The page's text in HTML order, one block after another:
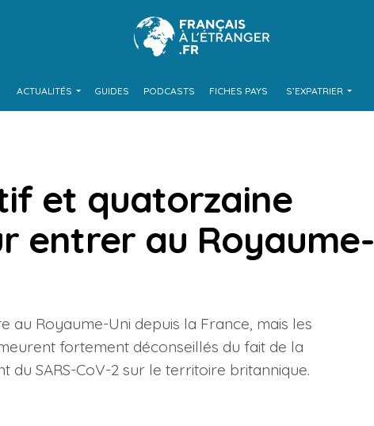
ACTUALITÉS GUIDES PODCASTS FICHES PAYS S’EXPATRIER
et quatorzaine
entrer au Royaume-
au Royaume-Uni depuis la France, mais les
fortement déconseillés du fait de la
SARS-CoV-2 sur le territoire britannique.